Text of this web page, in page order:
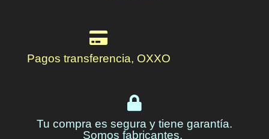
Pagos transferencia, OXXO
Tu compra es segura y tiene garantía.
Somos fabricantes.